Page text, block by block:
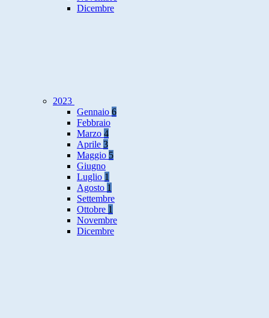
Dicembre
2023
Gennaio 6
Febbraio
Marzo 4
Aprile 3
Maggio 5
Giugno
Luglio 1
Agosto 1
Settembre
Ottobre 1
Novembre
Dicembre